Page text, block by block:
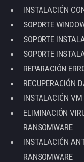
INSTALACIÓN
SOPORTE
SOPORTE
SOPORTE
REPARACIÓN
RECUPERACIÓN
INSTALACIÓN
ELIMINACIÓN
RANSOMWARE
INSTALACIÓN
RANSOMWARE